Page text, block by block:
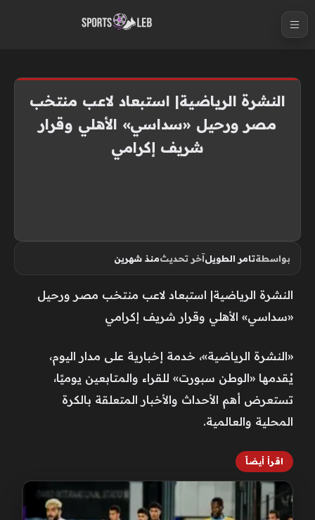
النشرة الرياضية| استبعاد لاعب منتخب
مصر ورحيل «سداسي» الأهلي وقرار
شريف إكرامي
بواسطةتامر الطويلآخر تحديثمنذ شهرين
النشرة الرياضية| استبعاد لاعب منتخب مصر ورحيل
«سداسي» الأهلي وقرار شريف إكرامي
«النشرة الرياضية»، خدمة إخبارية على مدار اليوم،
يُقدمها «الوطن سبورت» للقراء والمتابعين يوميًا،
تستعرض أهم الأحداث والأخبار المتعلقة بالكرة
المحلية والعالمية.
اقرأ أيضاً